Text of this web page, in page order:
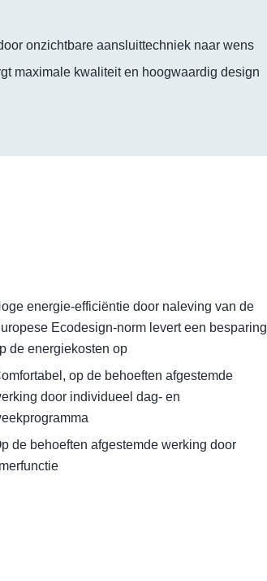
onzichtbare aansluittechniek naar wens
maximale kwaliteit en hoogwaardig design
energie-efficiëntie door naleving van de
Ecodesign-norm levert een besparing
de energiekosten op
op de behoeften afgestemde
door individueel dag- en
de behoeften afgestemde werking door